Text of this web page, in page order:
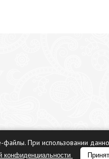
файлы. При использовании
конфиденциальности